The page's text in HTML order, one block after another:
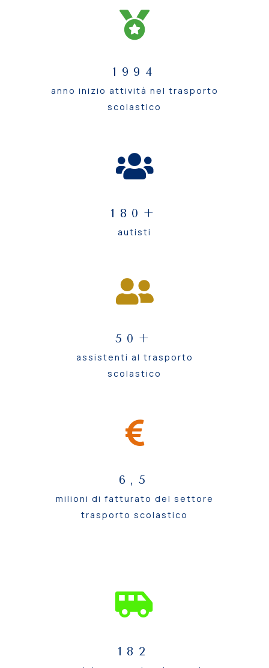
1994
anno inizio attività nel trasporto
scolastico
180+
autisti
50+
assistenti al trasporto
scolastico
6,5
milioni di fatturato del settore
trasporto scolastico
182